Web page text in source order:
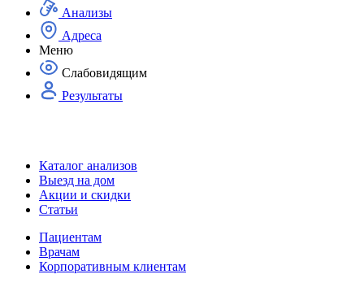
Анализы
Адреса
Меню
Слабовидящим
Результаты
Каталог анализов
Выезд на дом
Акции и скидки
Статьи
Пациентам
Врачам
Корпоративным клиентам